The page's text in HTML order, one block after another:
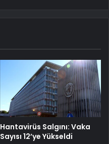
Hantavirüs Salgını: Vaka
Sayısı 12’ye Yükseldi